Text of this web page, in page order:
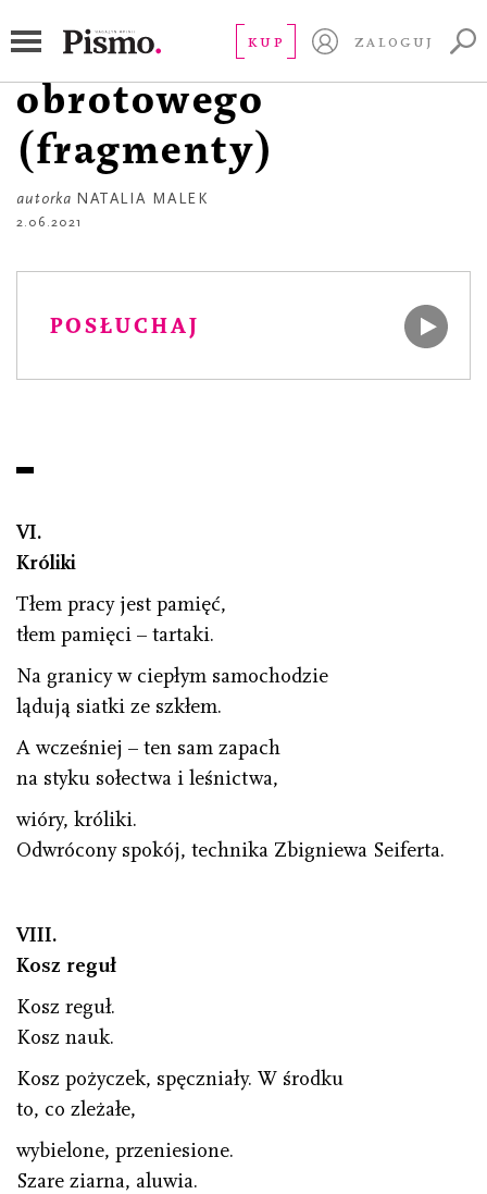
KUP ZALOGUJ
Koniec roku
obrotowego
(fragmenty)
autorka NATALIA MALEK
2.06.2021
POSŁUCHAJ
VI.
Króliki
Tłem pracy jest pamięć,
tłem pamięci – tartaki.
Na granicy w ciepłym samochodzie
lądują siatki ze szkłem.
A wcześniej – ten sam zapach
na styku sołectwa i leśnictwa,
wióry, króliki.
Odwrócony spokój, technika Zbigniewa Seiferta.
VIII.
Kosz reguł
Kosz reguł.
Kosz nauk.
Kosz pożyczek, spęczniały. W środku
to, co zleżałe,
wybielone, przeniesione.
Szare ziarna, aluwia.